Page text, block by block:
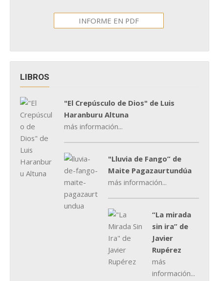
INFORME EN PDF
LIBROS
"El Crepúsculo de Dios" de Luis
Haranburu Altuna
más información...
"Lluvia de Fango” de
Maite Pagazaurtundúa
más información...
“La mirada
sin ira” de
Javier
Rupérez
más
información...